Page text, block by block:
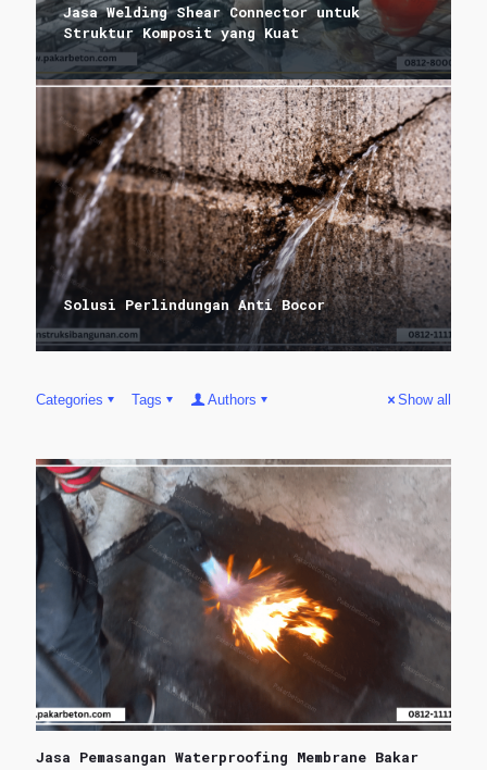
Jasa Welding Shear Connector untuk
Struktur Komposit yang Kuat
Solusi Perlindungan Anti Bocor
Categories Tags Authors Show all
Jasa Pemasangan Waterproofing Membrane Bakar